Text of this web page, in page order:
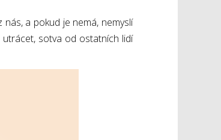
a pokud je nemá, nemyslí
utrácet, sotva od ostatních lidí